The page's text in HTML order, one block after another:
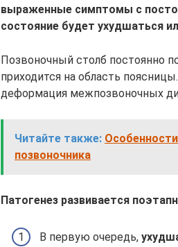
выраженные симптомы с
состояние будет ухудшаться
Позвоночный столб постоянно
приходится на область
деформация межпозвоночных
Читайте также:
позвоночника
Патогенез развивается
В первую очередь,